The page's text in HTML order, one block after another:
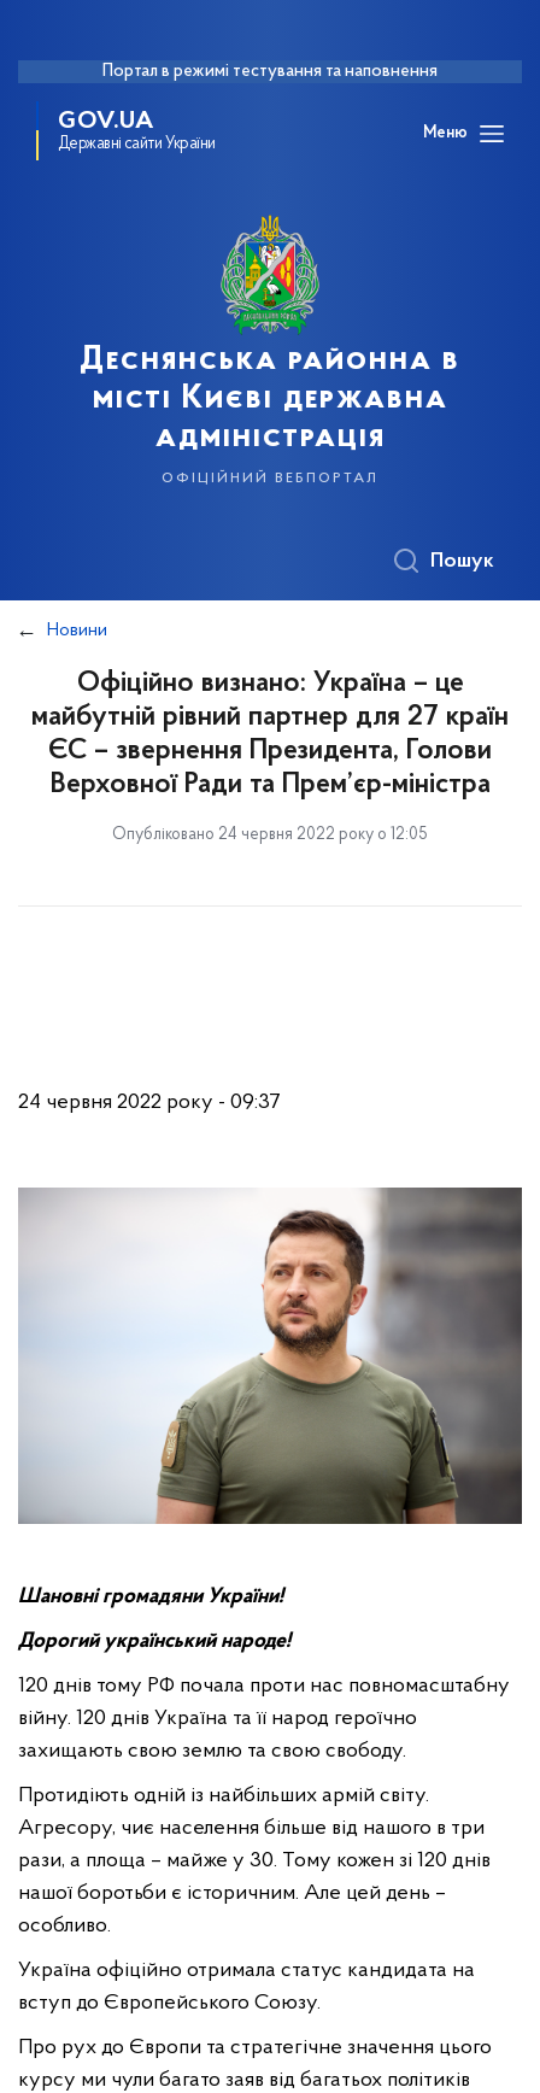
Портал в режимі тестування та наповнення
GOV.UA
Державні сайти України
Меню
Деснянська районна в
місті Києві державна
адміністрація
офіційний вебпортал
Пошук
Новини
Офіційно визнано: Україна – це
майбутній рівний партнер для 27 країн
ЄС – звернення Президента, Голови
Верховної Ради та Прем’єр-міністра
Опубліковано 24 червня 2022 року о 12:05
24 червня 2022 року - 09:37
Шановні громадяни України!
Дорогий український народе!
120 днів тому РФ почала проти нас повномасштабну
війну. 120 днів Україна та її народ героїчно
захищають свою землю та свою свободу.
Протидіють одній із найбільших армій світу.
Агресору, чиє населення більше від нашого в три
рази, а площа – майже у 30. Тому кожен зі 120 днів
нашої боротьби є історичним. Але цей день –
особливо.
Україна офіційно отримала статус кандидата на
вступ до Європейського Союзу.
Про рух до Європи та стратегічне значення цього
курсу ми чули багато заяв від багатьох політиків